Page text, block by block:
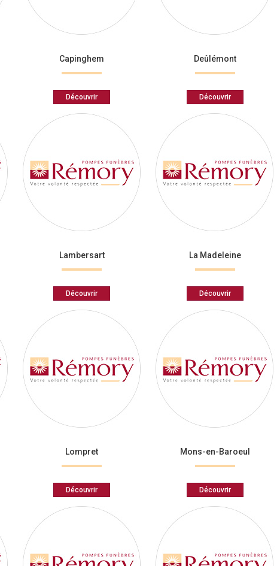
Capinghem
Découvrir
Deûlémont
Découvrir
Lambersart
Découvrir
La Madeleine
Découvrir
Lompret
Découvrir
Mons-en-Baroeul
Découvrir